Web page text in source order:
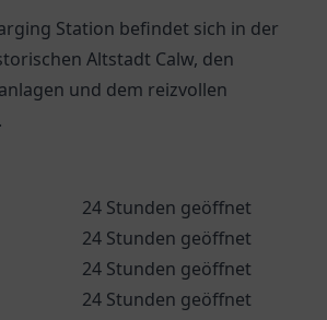
Station befindet sich in der
Altstadt Calw, den
und dem reizvollen
24 Stunden geöffnet
24 Stunden geöffnet
24 Stunden geöffnet
24 Stunden geöffnet